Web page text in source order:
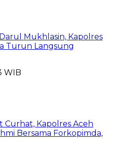
Mukhlasin, Kapolres
Turun Langsung
WIB
Curhat, Kapolres Aceh
Bersama Forkopimda,